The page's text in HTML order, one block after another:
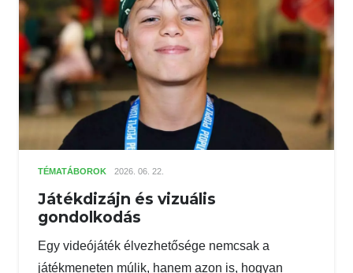
TÉMATÁBOROK 2026. 06. 22.
Játékdizájn és vizuális
gondolkodás
Egy videójáték élvezhetősége nemcsak a
játékmeneten múlik, hanem azon is, hogyan